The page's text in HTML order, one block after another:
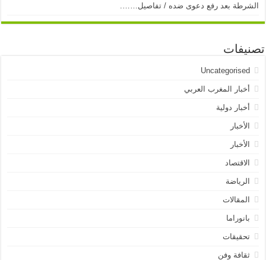
الشرطة بعد رفع دعوى ضده / تفاصيل…….
تصنيفات
Uncategorised
أخبار المغرب العربي
أخبار دولية
الأخبار
الأخبار
الاقتصاد
الرياضة
المقالات
بانوراما
تحقيقات
ثقافة وفن